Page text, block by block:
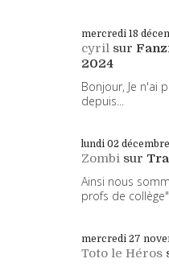
mercredi 18
cyril sur
2024
Bonjour, Je n'ai
depuis...
lundi 02
Zombi sur
Ainsi nous
profs de
mercredi 27
Toto le Héros